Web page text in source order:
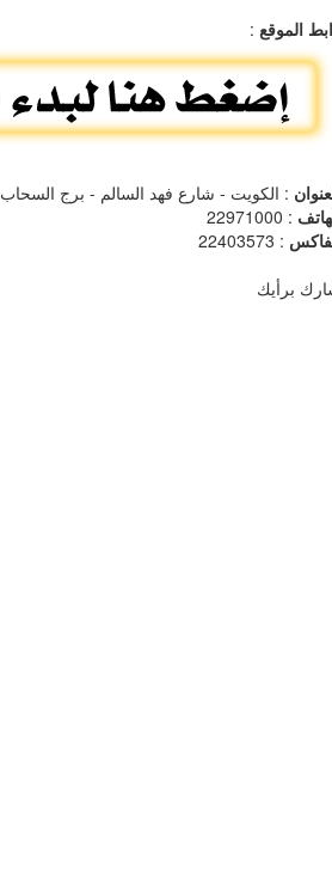
الموقع :
: الكويت - شارع فهد السالم - برج السحاب
: 22971000
: 22403573
برأيك